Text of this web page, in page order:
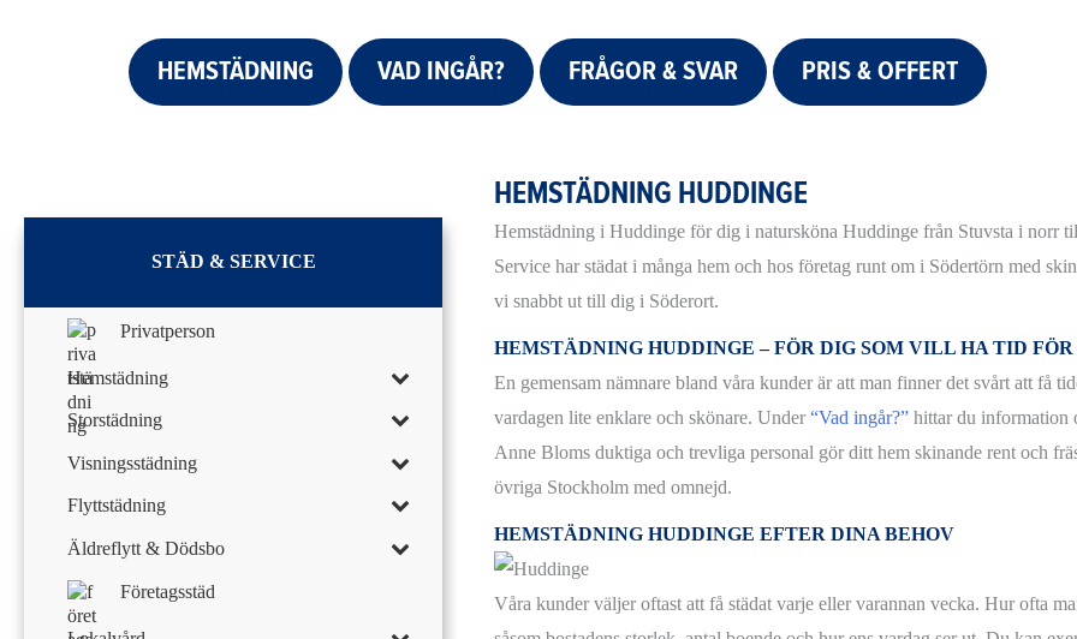
HEMSTÄDNING VAD INGÅR? FRÅGOR & SVAR PRIS & OFFERT
STÄD & SERVICE
Privatperson
Hemstädning
Storstädning
Visningsstädning
Flyttstädning
Äldreflytt & Dödsbo
Företagsstäd
HEMSTÄDNING HUDDINGE
Hemstädning i Huddinge för dig i natursköna Huddinge från Stuvsta i norr
Service har städat i många hem och hos företag runt om i Södertörn med
vi snabbt ut till dig i Söderort.
HEMSTÄDNING HUDDINGE – FÖR DIG SOM VILL HA TID
En gemensam nämnare bland våra kunder är att man finner det svårt att få
vardagen lite enklare och skönare. Under“Vad ingår?” hittar du information
Anne Bloms duktiga och trevliga personal gör ditt hem skinande rent och
övriga Stockholm med omnejd.
HEMSTÄDNING HUDDINGE EFTER DINA BEHOV
Våra kunder väljer oftast att få städat varje eller varannan vecka. Hur ofta